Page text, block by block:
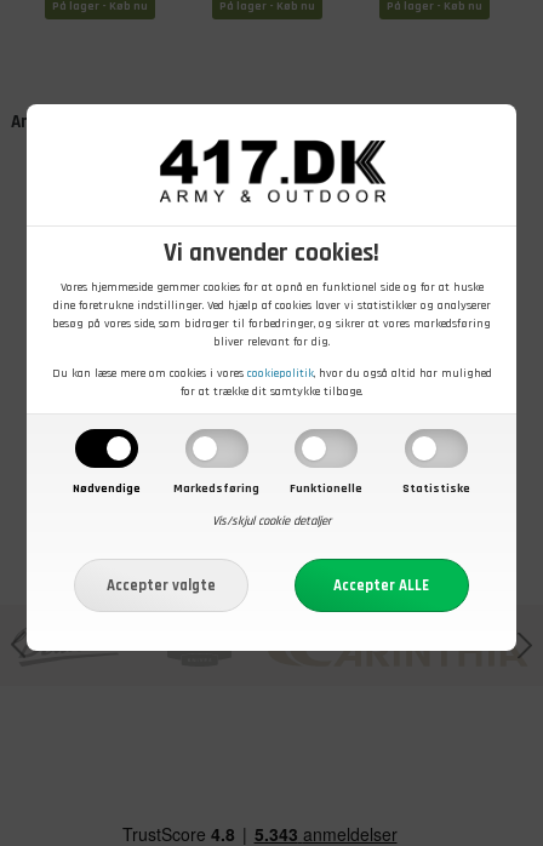
Vi anvender cookies!
Vores hjemmeside gemmer cookies for at opnå en funktionel side og for at huske
dine foretrukne indstillinger. Ved hjælp af cookies laver vi statistikker og analyserer
besøg på vores side, som bidrager til forbedringer, og sikrer at vores markedsføring
bliver relevant for dig.
Du kan læse mere om cookies i vores cookiepolitik, hvor du også altid har mulighed
for at trække dit samtykke tilbage.
Nødvendige Markedsføring Funktionelle
Statistiske
Vis/skjul cookie detaljer
Hammertone
På lager - Køb nu På lager - Køb nu
0,47 liter,
På lager - Køb nu
Andre kunder købte også
249,00 DKK
kogesæt i alu
På lager - Køb nu
27,00DKK
poser, 5 x 100
ml
På lager - Køb nu
149,00 DKK
med Håndsving,
og Powerbank
2000 mAh, Rød
På lager - Køb nu